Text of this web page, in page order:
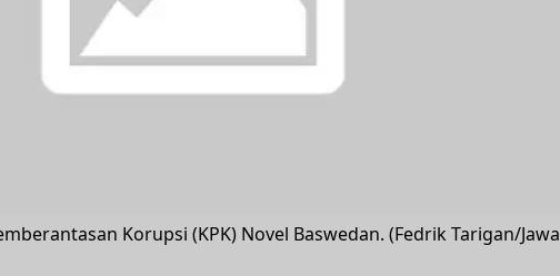
Korupsi (KPK) Novel Baswedan. (Fedrik Tarigan/Jawa